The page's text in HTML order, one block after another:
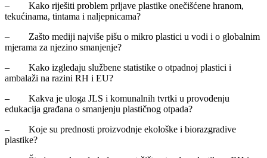
– Kako riješiti problem prljave plastike onečišćene hranom,
tekućinama, tintama i naljepnicama?
– Zašto mediji najviše pišu o mikro plastici u vodi i o globalnim
mjerama za njezino smanjenje?
– Kako izgledaju službene statistike o otpadnoj plastici i
ambalaži na razini RH i EU?
– Kakva je uloga JLS i komunalnih tvrtki u provođenju
edukacija građana o smanjenju plastičnog otpada?
– Koje su prednosti proizvodnje ekološke i biorazgradive
plastike?